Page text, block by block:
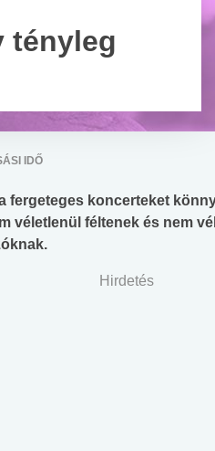
tényleg
IDŐ
fergeteges koncerteket
véletlenül féltenek és nem
Hirdetés